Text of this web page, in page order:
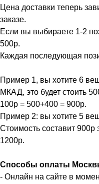
Цена доставки теперь
заказе.
Если вы выбираете 1-2
500р.
Каждая последующая
Пример 1, вы хотите 6
МКАД, это будет стоить
100р = 500+400 = 900р.
Пример 2: вы хотите 5
Стоимость составит
1200р.
Способы оплаты
- Онлайн на сайте в